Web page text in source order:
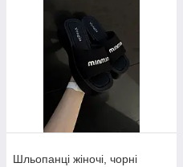
Шльопанці жіночі, чорні